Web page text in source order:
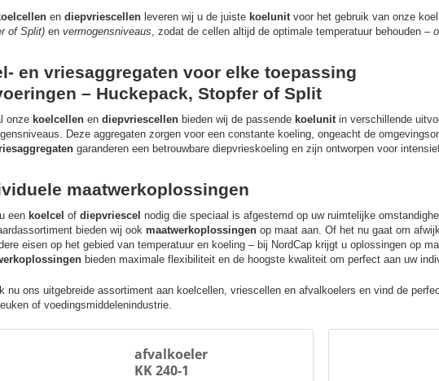
en diepvriescellen leveren wij u de juiste koelunitvoor het gebruik van onze
of Split) en vermogensniveaus, zodat de cellen altijd de optimale temperatuur behouden –
en vriesaggregaten voor elke toepassing
– Huckepack, Stopfer of Split
onze koelcellen en diepvriescellen bieden wij de passende koelunitin verschillende
Deze aggregaten zorgen voor een constante koeling, ongeacht de
garanderen een betrouwbare diepvrieskoeling en zijn ontworpen voor
maatwerkoplossingen
een koelcel of diepvriescel nodig die speciaal is afgestemd op uw ruimtelijke
bieden wij ook maatwerkoplossingen op maat aan. Of het nu gaat om
eisen op het gebied van temperatuur en koeling – bij NordCap krijgt u oplossingen op
bieden maximale flexibiliteit en de hoogste kwaliteit om perfect aan uw
nu ons uitgebreide assortiment aan koelcellen, vriescellen en afvalkoelers en vind de
of voedingsmiddelenindustrie.
afvalkoeler
KK 240-1